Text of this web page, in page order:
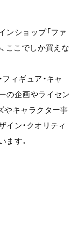
ンショップ「ファ
ここでしか買えな
ィギュア・キャ
の企画やライセン
やキャラクター事
ン・クオリティ
ます。